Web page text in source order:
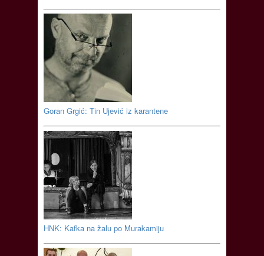
Goran Grgić: Tin Ujević iz karantene
HNK: Kafka na žalu po Murakamiju